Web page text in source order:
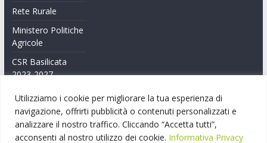
Utilizziamo i cookie per migliorare la tua esperienza di
navigazione, offrirti pubblicità o contenuti personalizzati e
analizzare il nostro traffico. Cliccando “Accetta tutti”,
acconsenti al nostro utilizzo dei cookie. Informativa Privacy
Rete Rurale
Ministero Politiche
Agricole
CSR Basilicata
2023-2027
Feasr Basilicata
2014-2020
Feasr Basilicata
2007-2014